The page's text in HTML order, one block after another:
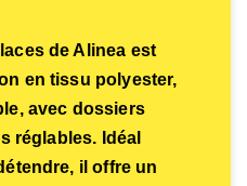
de Alinea est
en tissu polyester,
avec dossiers
réglables. Idéal
il offre un